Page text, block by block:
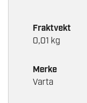
Fraktvekt
0,01 kg
Merke
Varta